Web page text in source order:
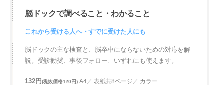
脳ドックで調べること・わかること
これから受ける人へ・すでに受けた人にも
脳ドックの主な検査と、脳卒中にならないための対応を解
説。受診勧奨、事後フォロー、いずれにも使えます。
132円(税抜価格120円) A4／ 表紙共8ページ／ カラー